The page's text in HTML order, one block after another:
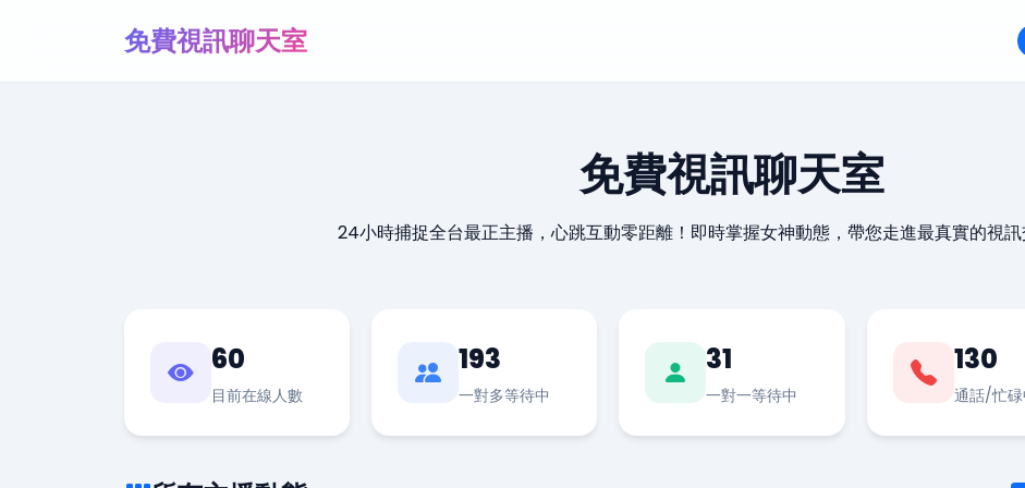
免費視訊聊天室
免費視訊聊天室
24小時捕捉全台最正主播，心跳互動零距離！即時掌握女神動態，帶您走進最真實的視訊
60
目前在線人數
193
一對多等待中
31
一對一等待中
130
通話/忙碌